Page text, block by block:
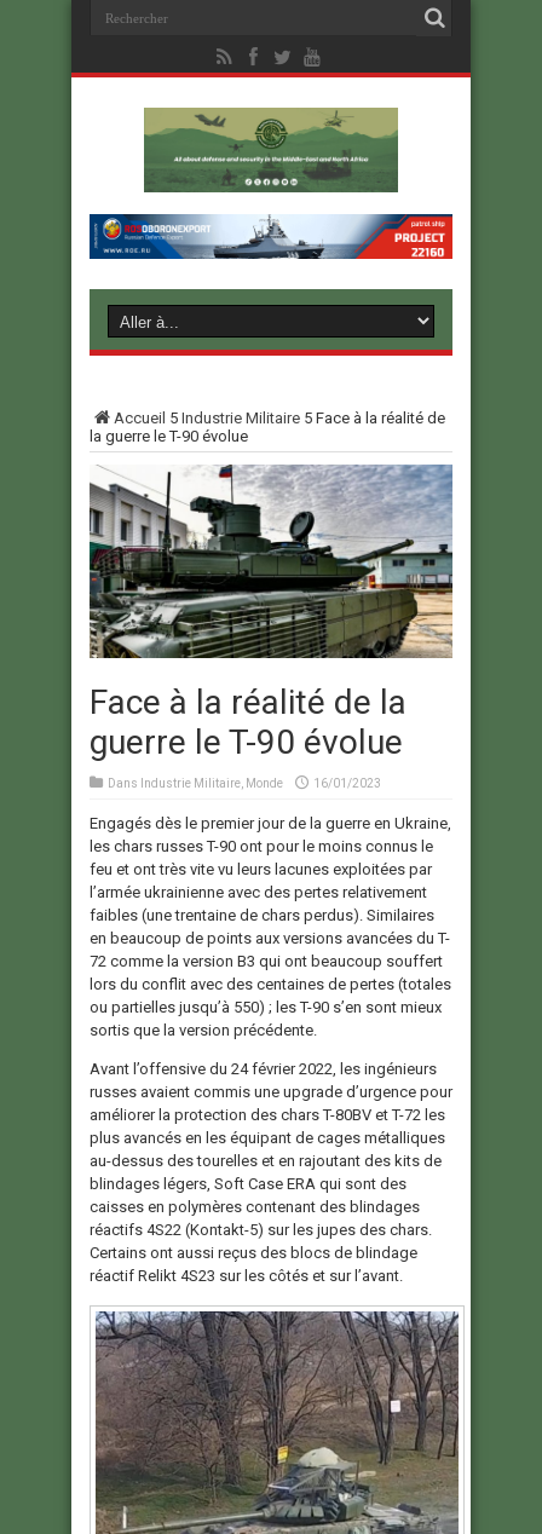
Accueil 5 Industrie Militaire 5 Face à la réalité de
la guerre le T-90 évolue
Face à la réalité de la
guerre le T-90 évolue
Dans Industrie Militaire Monde 16/01/2023
Engagés dès le premier jour de la guerre en Ukraine,
les chars russes T-90 ont pour le moins connus le
feu et ont très vite vu leurs lacunes exploitées par
l’armée ukrainienne avec des pertes relativement
faibles (une trentaine de chars perdus). Similaires
en beaucoup de points aux versions avancées du T-
72 comme la version B3 qui ont beaucoup souffert
lors du conflit avec des centaines de pertes (totales
ou partielles jusqu’à 550) ; les T-90 s’en sont mieux
sortis que la version précédente.
Avant l’offensive du 24 février 2022, les ingénieurs
russes avaient commis une upgrade d’urgence pour
améliorer la protection des chars T-80BV et T-72 les
plus avancés en les équipant de cages métalliques
au-dessus des tourelles et en rajoutant des kits de
blindages légers, Soft Case ERA qui sont des
caisses en polymères contenant des blindages
réactifs 4S22 (Kontakt-5) sur les jupes des chars.
Certains ont aussi reçus des blocs de blindage
réactif Relikt 4S23 sur les côtés et sur l’avant.